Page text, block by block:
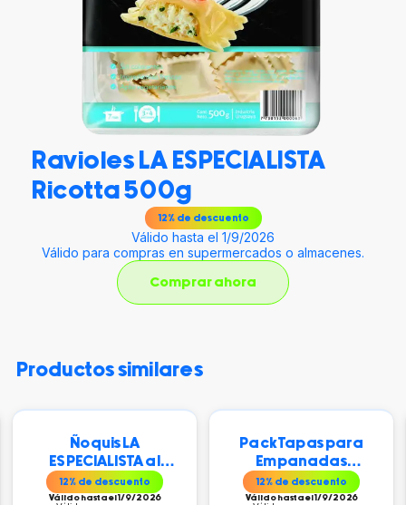
Ravioles LA ESPECIALISTA
Ricotta 500g
12% de descuento
Válido hasta el 1/9/2026
Válido para compras en supermercados o almacenes.
Comprar ahora
productos similares
Ñoquis LA
ESPECIALISTA al
Vacío 500 gr
12% de descuento
Válido hasta el 1/9/2026
Pack Tapas para
Empanadas
Hojaldre LA
ESPECIALISTA 20 +
12% de descuento
Válido hasta el 1/9/2026